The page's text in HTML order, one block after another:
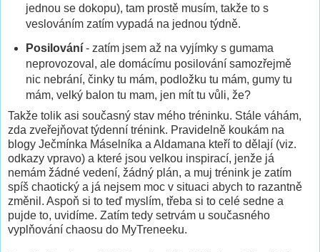
jednou se dokopu), tam prostě musím, takže to s
veslováním zatím vypadá na jednou týdně.
Posilování - zatím jsem až na vyjímky s gumama
neprovozoval, ale domácímu posilování samozřejmě
nic nebrání, činky tu mám, podložku tu mám, gumy tu
mám, velký balon tu mam, jen mít tu vůli, že?
Takže tolik asi současný stav mého tréninku. Stále váhám,
zda zveřejňovat týdenní trénink. Pravidelně koukám na
blogy Ječmínka Máselníka a Aldamana kteří to dělají (viz.
odkazy vpravo) a které jsou velkou inspirací, jenže já
nemám žádné vedení, žádný plán, a muj trénink je zatím
spíš chaotický a já nejsem moc v situaci abych to razantně
změnil. Aspoň si to teď myslím, třeba si to celé sedne a
pujde to, uvidíme. Zatím tedy setrvám u současného
vyplňování chaosu do MyTreneeku.